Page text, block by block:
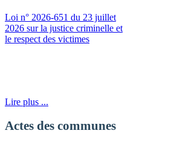
Loi n° 2026-651 du 23 juillet
2026 sur la justice criminelle et
le respect des victimes
Lire plus ...
Actes des communes